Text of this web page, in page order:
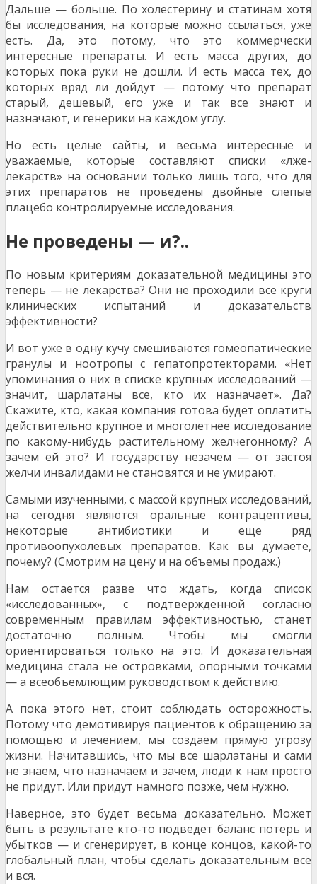
Дальше — больше. По холестерину и статинам хотя
бы исследования, на которые можно ссылаться, уже
есть. Да, это потому, что это коммерчески
интересные препараты. И есть масса других, до
которых пока руки не дошли. И есть масса тех, до
которых вряд ли дойдут — потому что препарат
старый, дешевый, его уже и так все знают и
назначают, и генерики на каждом углу.
Но есть целые сайты, и весьма интересные и
уважаемые, которые составляют списки «лже-
лекарств» на основании только лишь того, что для
этих препаратов не проведены двойные слепые
плацебо контролируемые исследования.
Не проведены — и?..
По новым критериям доказательной медицины это
теперь — не лекарства? Они не проходили все круги
клинических испытаний и доказательств
эффективности?
И вот уже в одну кучу смешиваются гомеопатические
гранулы и ноотропы с гепатопротекторами. «Нет
упоминания о них в списке крупных исследований —
значит, шарлатаны все, кто их назначает». Да?
Скажите, кто, какая компания готова будет оплатить
действительно крупное и многолетнее исследование
по какому-нибудь растительному желчегонному? А
зачем ей это? И государству незачем — от застоя
желчи инвалидами не становятся и не умирают.
Самыми изученными, с массой крупных исследований,
на сегодня являются оральные контрацептивы,
некоторые антибиотики и еще ряд
противоопухолевых препаратов. Как вы думаете,
почему? (Смотрим на цену и на объемы продаж.)
Нам остается разве что ждать, когда список
«исследованных», с подтвержденной согласно
современным правилам эффективностью, станет
достаточно полным. Чтобы мы смогли
ориентироваться только на это. И доказательная
медицина стала не островками, опорными точками
— а всеобъемлющим руководством к действию.
А пока этого нет, стоит соблюдать осторожность.
Потому что демотивируя пациентов к обращению за
помощью и лечением, мы создаем прямую угрозу
жизни. Начитавшись, что мы все шарлатаны и сами
не знаем, что назначаем и зачем, люди к нам просто
не придут. Или придут намного позже, чем нужно.
Наверное, это будет весьма доказательно. Может
быть в результате кто-то подведет баланс потерь и
убытков — и сгенерирует, в конце концов, какой-то
глобальный план, чтобы сделать доказательным всё
и вся.